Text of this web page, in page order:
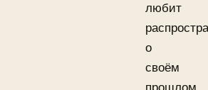
любит
о
своём